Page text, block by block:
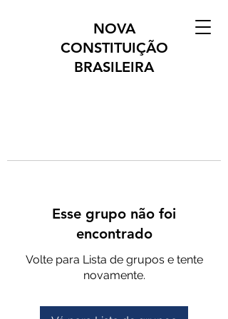
NOVA
CONSTITUIÇÃO
BRASILEIRA
Esse grupo não foi
encontrado
Volte para Lista de grupos e tente
novamente.